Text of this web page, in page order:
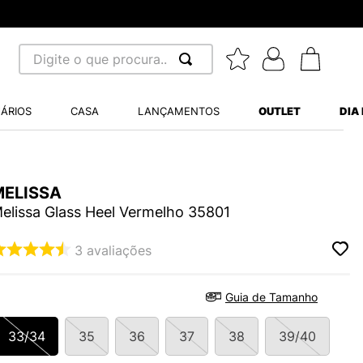
Digite o que procura...
CASA LANÇAMENTOS OUTLET DIA
Glass Heel Vermelho 35801
3 avaliações
Guia de Tamanho
33/34 35 36 37 38 39/40
BALANCE 530
VANS ULTRARANGE